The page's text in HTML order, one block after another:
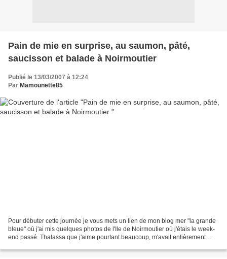
Pain de mie en surprise, au saumon, pâté,
saucisson et balade à Noirmoutier
Publié le 13/03/2007 à 12:24
Par Mamounette85
Pour débuter cette journée je vous mets un lien de mon blog mer "la grande
bleue" où j'ai mis quelques photos de l'Ile de Noirmoutier où j'étais le week-
end passé. Thalassa que j'aime pourtant beaucoup, m'avait entièrement